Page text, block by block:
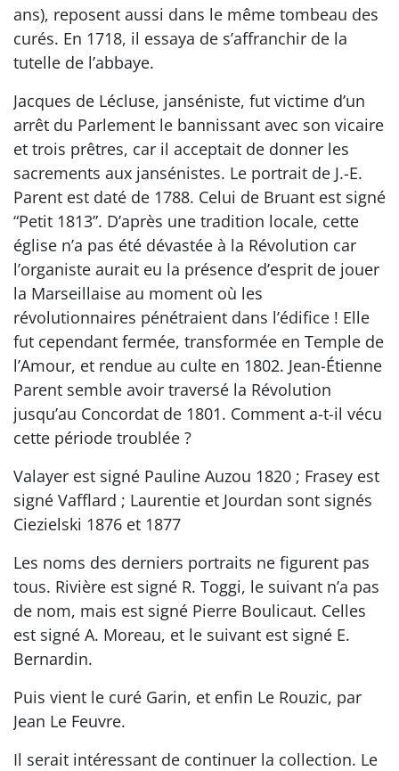
ans), reposent aussi dans le même tombeau des
curés. En 1718, il essaya de s’affranchir de la
tutelle de l’abbaye.
Jacques de Lécluse, janséniste, fut victime d’un
arrêt du Parlement le bannissant avec son vicaire
et trois prêtres, car il acceptait de donner les
sacrements aux jansénistes. Le portrait de J.-E.
Parent est daté de 1788. Celui de Bruant est signé
“Petit 1813”. D’après une tradition locale, cette
église n’a pas été dévastée à la Révolution car
l’organiste aurait eu la présence d’esprit de jouer
la Marseillaise au moment où les
révolutionnaires pénétraient dans l’édifice ! Elle
fut cependant fermée, transformée en Temple de
l’Amour, et rendue au culte en 1802. Jean-Étienne
Parent semble avoir traversé la Révolution
jusqu’au Concordat de 1801. Comment a-t-il vécu
cette période troublée ?
Valayer est signé Pauline Auzou 1820 ; Frasey est
signé Vafflard ; Laurentie et Jourdan sont signés
Ciezielski 1876 et 1877
Les noms des derniers portraits ne figurent pas
tous. Rivière est signé R. Toggi, le suivant n’a pas
de nom, mais est signé Pierre Boulicaut. Celles
est signé A. Moreau, et le suivant est signé E.
Bernardin.
Puis vient le curé Garin, et enfin Le Rouzic, par
Jean Le Feuvre.
Il serait intéressant de continuer la collection. Le